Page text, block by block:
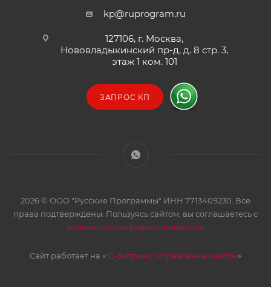
kp@ruprogram.ru
127106, г. Москва,
Нововладыкинский пр-д, д. 8 стр. 3,
этаж 1 ком. 101
ЗАПРОС КП
2026 © ООО "Русские Программы" ИНН 7713409230. Все
права подтверждены. Пользуясь сайтом, вы соглашаетесь с
политикой конфиденциальности
Сайт работает на «1С-Битрикс: Управление сайтом»